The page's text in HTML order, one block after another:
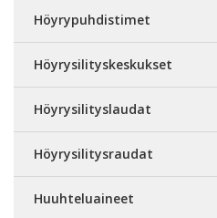
Höyrypuhdistimet
Höyrysilityskeskukset
Höyrysilityslaudat
Höyrysilitysraudat
Huuhteluaineet